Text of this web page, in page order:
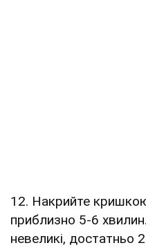
12. Накрийте
приблизно 5-6
невеликі, достатньо